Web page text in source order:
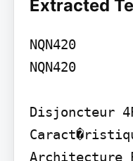
Extracted
NQN420
NQN420
Disjoncteur
Architecture